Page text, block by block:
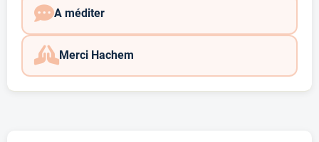
A méditer
Merci Hachem